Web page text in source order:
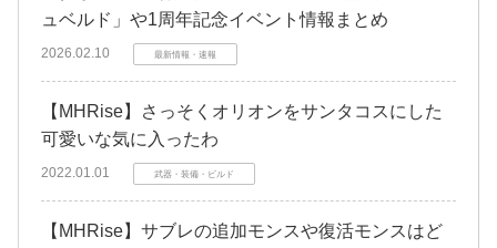
ュベルド」や1周年記念イベント情報まとめ
2026.02.10 最新情報・速報
【MHRise】さっそくオリオンをサンタコスにした
可愛いな気に入ったわ
2022.01.01 武器・装備・ビルド
【MHRise】サブレの追加モンスや復活モンスはど